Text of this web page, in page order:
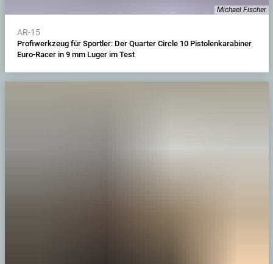
Michael Fischer
AR-15
Profiwerkzeug für Sportler: Der Quarter Circle 10 Pistolenkarabiner
Euro-Racer in 9 mm Luger im Test